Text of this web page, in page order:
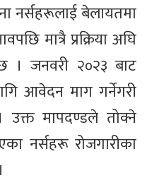
नर्सहरूलाई​ बेलायतमा
मात्रै प्रक्रिया अघि
। जनवरी २०२३ बाट
आवेदन माग गर्नेगरी
उक्त मापदण्डले तोक्ने
नर्सहरू रोजगारीका